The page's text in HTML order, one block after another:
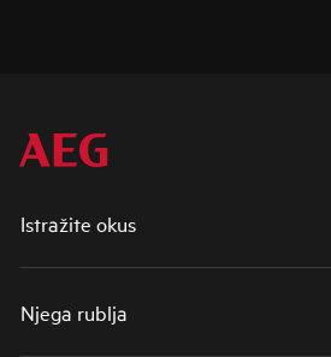
Istražite okus
Njega rublja